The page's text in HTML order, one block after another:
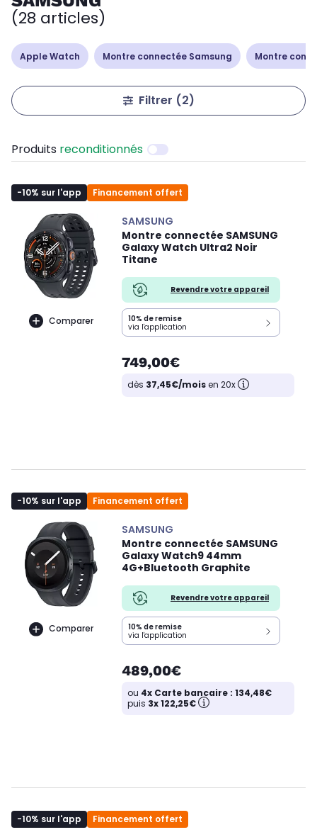
(28 articles)
Apple Watch Montre connectée Samsung Montre
Filtrer (2)
Produits reconditionnés
-10% sur l'app Financement offert
Comparer
SAMSUNG
Montre connectée SAMSUNG
Galaxy Watch Ultra2 Noir
Titane
Revendre votre appareil
10% de remise
via l'application
749,00€
dès 37,45€/moisen 20x
-10% sur l'app Financement offert
Comparer
SAMSUNG
Montre connectée SAMSUNG
Galaxy Watch9 44mm
4G+Bluetooth Graphite
Revendre votre appareil
10% de remise
via l'application
489,00€
ou 4x Carte bancaire : 134,48€
puis 3x 122,25€
-10% sur l'app Financement offert